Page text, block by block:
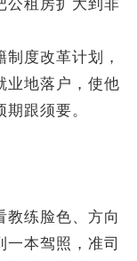
公租房扩大到非
度改革计划，
业地落户，使他
跟须要。
练脸色、方向
本驾照，准司